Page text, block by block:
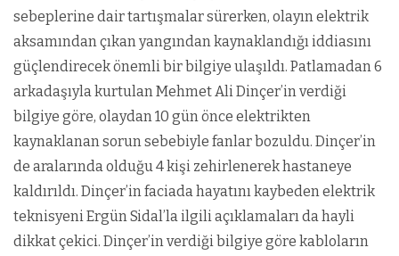
sebeplerine dair tartışmalar sürerken, olayın elektrik
aksamından çıkan yangından kaynaklandığı iddiasını
güçlendirecek önemli bir bilgiye ulaşıldı. Patlamadan 6
arkadaşıyla kurtulan Mehmet Ali Dinçer’in verdiği
bilgiye göre, olaydan 10 gün önce elektrikten
kaynaklanan sorun sebebiyle fanlar bozuldu. Dinçer’in
de aralarında olduğu 4 kişi zehirlenerek hastaneye
kaldırıldı. Dinçer’in faciada hayatını kaybeden elektrik
teknisyeni Ergün Sidal’la ilgili açıklamaları da hayli
dikkat çekici. Dinçer’in verdiği bilgiye göre kabloların